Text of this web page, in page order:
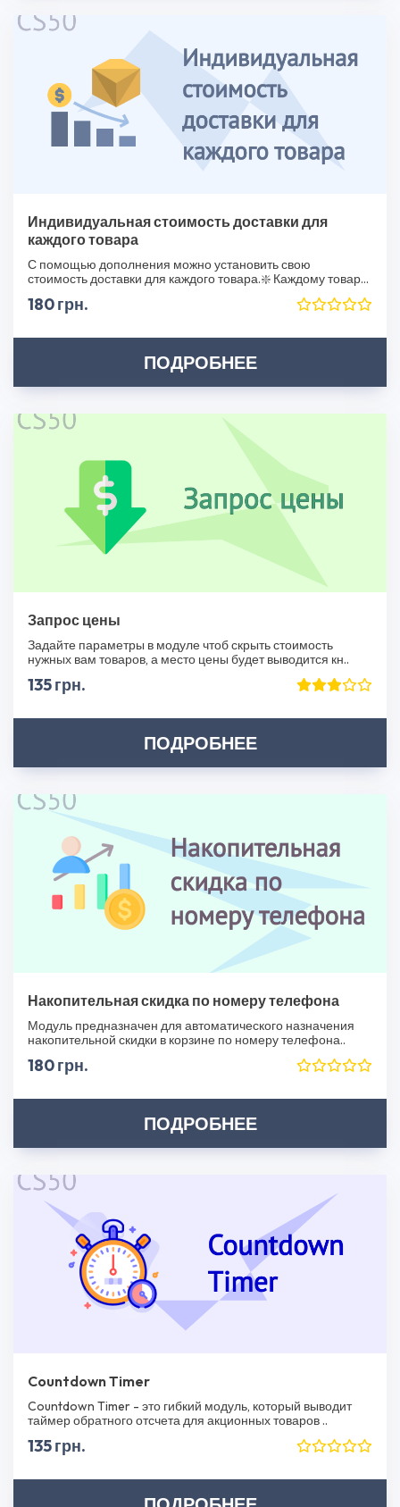
Индивидуальная стоимость доставки для
каждого товара
С помощью дополнения можно установить свою
стоимость доставки для каждого товара.❇️ Каждому товару
180 грн.
ПОДРОБНЕЕ
Запрос цены
Задайте параметры в модуле чтоб скрыть стоимость
нужных вам товаров, а место цены будет выводится кн..
135 грн.
ПОДРОБНЕЕ
Накопительная скидка по номеру телефона
Модуль предназначен для автоматического назначения
накопительной скидки в корзине по номеру телефона..
180 грн.
ПОДРОБНЕЕ
Countdown Timer
Countdown Timer - это гибкий модуль, который выводит
таймер обратного отсчета для акционных товаров ..
135 грн.